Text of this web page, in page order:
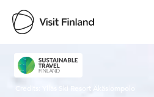
Visit Finland
Credits: